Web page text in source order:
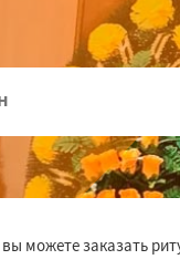
можете заказать